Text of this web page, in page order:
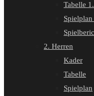
Tabelle
2. Herren
Kader
Tabelle
Spielplan